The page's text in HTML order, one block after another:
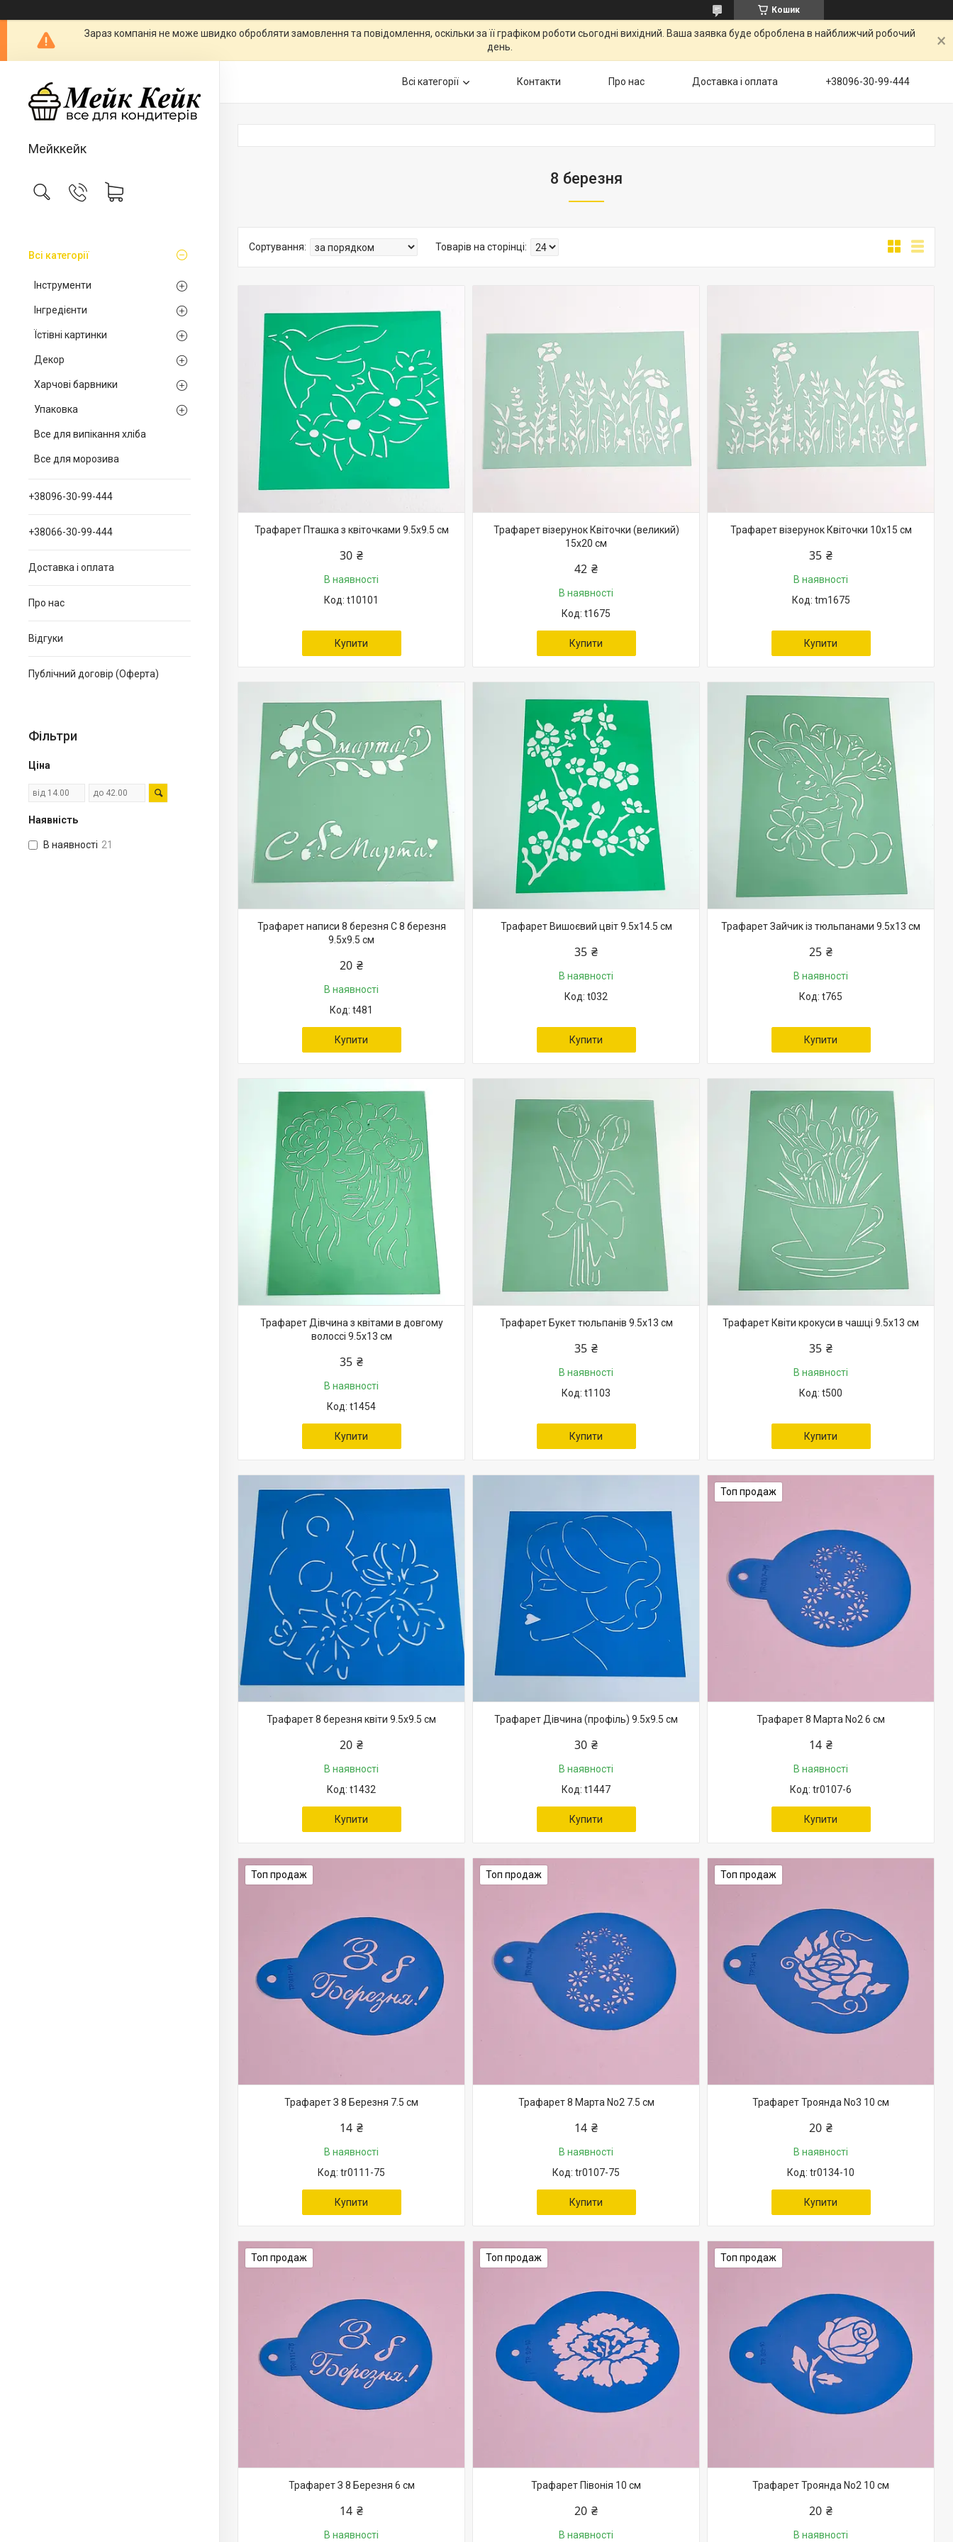
Кошик
Зараз компанія не може швидко обробляти замовлення та повідомлення, оскільки за її графіком роботи сьогодні вихідний. Ваша заявка буде оброблена в найближчий робочий
день.
Мейккейк
Всі категорії
Інструменти
Інгредієнти
Їстівні картинки
Декор
Харчові барвники
Упаковка
Все для випікання хліба
Все для морозива
+38096-30-99-444
+38066-30-99-444
Доставка і оплата
Про нас
Відгуки
Публічний договір (Оферта)
Фільтри
Ціна
Наявність
В наявності 21
Всі категорії Контакти Про нас Доставка і оплата +38096-30-99-444
8 березня
Трафарет Пташка з квіточками 9.5х9.5 см
30 ₴
В наявності
t10101
Купити
Трафарет візерунок Квіточки (великий)
15х20 см
42 ₴
В наявності
t1675
Купити
Трафарет візерунок Квіточки 10х15 см
35 ₴
В наявності
tm1675
Купити
Трафарет написи 8 березня С 8 березня
9.5х9.5 см
20 ₴
В наявності
t481
Купити
Трафарет Вишоєвий цвіт 9.5х14.5 см
35 ₴
В наявності
t032
Купити
Трафарет Зайчик із тюльпанами 9.5х13 см
25 ₴
В наявності
t765
Купити
Трафарет Дівчина з квітами в довгому
волоссі 9.5х13 см
35 ₴
В наявності
t1454
Купити
Трафарет Букет тюльпанів 9.5х13 см
35 ₴
В наявності
t1103
Купити
Трафарет Квіти крокуси в чашці 9.5х13 см
35 ₴
В наявності
t500
Купити
Трафарет 8 березня квіти 9.5х9.5 см
20 ₴
В наявності
t1432
Купити
Трафарет Дівчина (профіль) 9.5х9.5 см
30 ₴
В наявності
t1447
Купити
Топ продаж
Трафарет 8 Марта No2 6 см
14 ₴
В наявності
tr0107-6
Купити
Топ продаж
Трафарет З 8 Березня 7.5 см
14 ₴
В наявності
tr0111-75
Купити
Топ продаж
Трафарет 8 Марта No2 7.5 см
14 ₴
В наявності
tr0107-75
Купити
Топ продаж
Трафарет Троянда No3 10 см
20 ₴
В наявності
tr0134-10
Купити
Топ продаж
Трафарет З 8 Березня 6 см
14 ₴
В наявності
Топ продаж
Трафарет Півонія 10 см
20 ₴
В наявності
Топ продаж
Трафарет Троянда No2 10 см
20 ₴
В наявності